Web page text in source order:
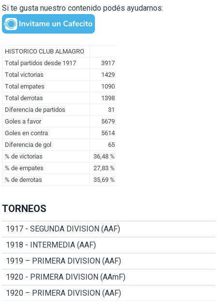
Si te gusta nuestro contenido podés ayudarnos:
TORNEOS
1917 - SEGUNDA DIVISION (AAF)
1918 - INTERMEDIA (AAF)
1919 – PRIMERA DIVISION (AAF)
1920 - PRIMERA DIVISION (AAmF)
1920 – PRIMERA DIVISION (AAF)